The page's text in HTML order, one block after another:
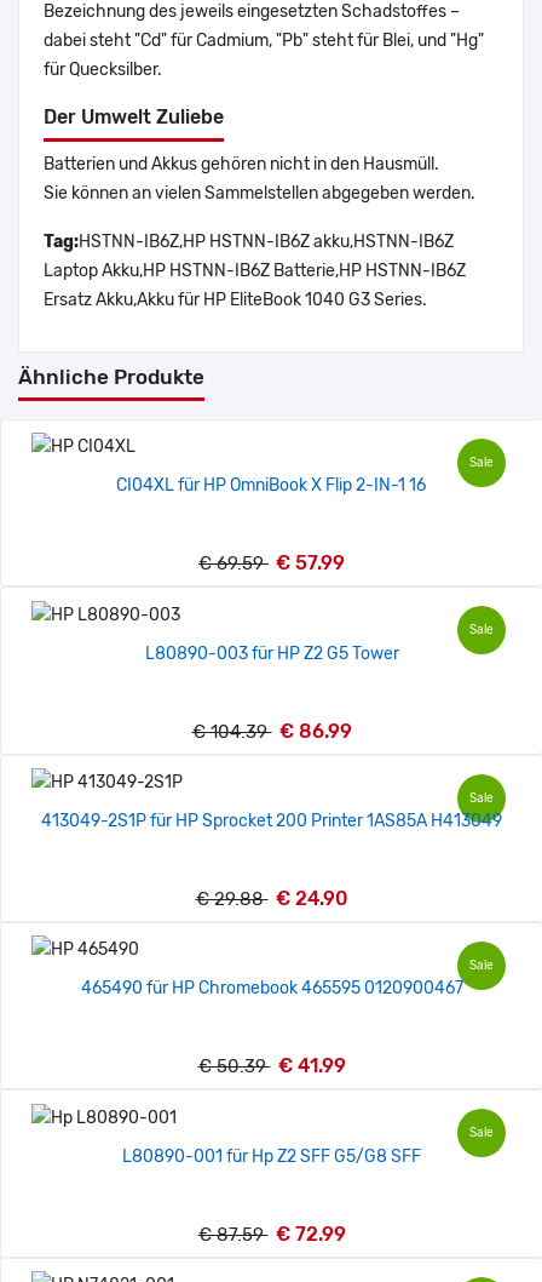
Bezeichnung des jeweils eingesetzten Schadstoffes –
dabei steht "Cd" für Cadmium, "Pb" steht für Blei, und "Hg"
für Quecksilber.
Der Umwelt Zuliebe
Batterien und Akkus gehören nicht in den Hausmüll.
Sie können an vielen Sammelstellen abgegeben werden.
Tag:HSTNN-IB6Z,HP HSTNN-IB6Z akku,HSTNN-IB6Z
Laptop Akku,HP HSTNN-IB6Z Batterie,HP HSTNN-IB6Z
Ersatz Akku,Akku für HP EliteBook 1040 G3 Series.
Ähnliche Produkte
Sale
CI04XL für HP OmniBook X Flip 2-IN-1 16
€ 69.59 € 57.99
Sale
L80890-003 für HP Z2 G5 Tower
€ 104.39 € 86.99
Sale
413049-2S1P für HP Sprocket 200 Printer 1AS85A H413049
€ 29.88 € 24.90
Sale
465490 für HP Chromebook 465595 0120900467
€ 50.39 € 41.99
Sale
L80890-001 für Hp Z2 SFF G5/G8 SFF
€ 87.59 € 72.99